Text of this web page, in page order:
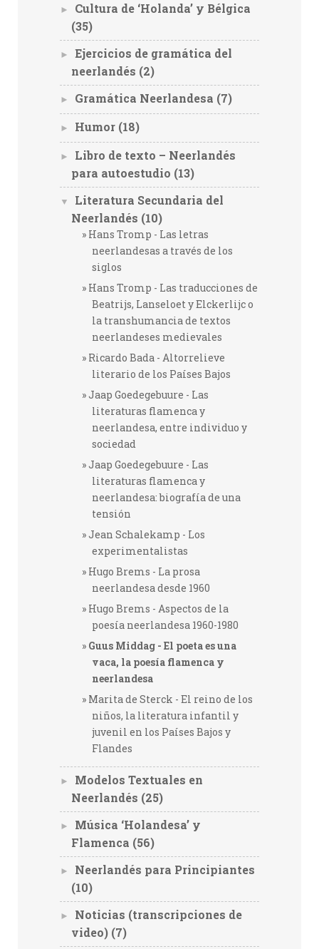
►
Cultura de ‘Holanda’ y Bélgica
(35)
►
Ejercicios de gramática del
neerlandés (2)
► Gramática Neerlandesa (7)
► Humor (18)
►
Libro de texto – Neerlandés
para autoestudio (13)
▼
Literatura Secundaria del
Neerlandés (10)
Hans Tromp - Las letras
neerlandesas a través de los
siglos
Hans Tromp - Las traducciones de
Beatrijs, Lanseloet y Elckerlijc o
la transhumancia de textos
neerlandeses medievales
Ricardo Bada - Altorrelieve
literario de los Países Bajos
Jaap Goedegebuure - Las
literaturas flamenca y
neerlandesa, entre individuo y
sociedad
Jaap Goedegebuure - Las
literaturas flamenca y
neerlandesa: biografía de una
tensión
Jean Schalekamp - Los
experimentalistas
Hugo Brems - La prosa
neerlandesa desde 1960
Hugo Brems - Aspectos de la
poesía neerlandesa 1960-1980
Guus Middag - El poeta es una
vaca, la poesía flamenca y
neerlandesa
Marita de Sterck - El reino de los
niños, la literatura infantil y
juvenil en los Países Bajos y
Flandes
►
Modelos Textuales en
Neerlandés (25)
►
Música ‘Holandesa’ y
Flamenca (56)
►
Neerlandés para Principiantes
(10)
►
Noticias (transcripciones de
video) (7)